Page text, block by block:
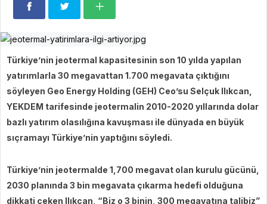
Türkiye’nin jeotermal kapasitesinin son 10 yılda yapılan
yatırımlarla 30 megavattan 1.700 megavata çıktığını
söyleyen Geo Energy Holding (GEH) Ceo’su Selçuk Ilıkcan,
YEKDEM tarifesinde jeotermalin 2010-2020 yıllarında dolar
bazlı yatırım olasılığına kavuşması ile dünyada en büyük
sıçramayı Türkiye’nin yaptığını söyledi.
Türkiye’nin jeotermalde 1,700 megavat olan kurulu gücünü,
2030 planında 3 bin megavata çıkarma hedefi olduğuna
dikkati çeken Ilıkcan, “Biz o 3 binin, 300 megavatına talibiz”